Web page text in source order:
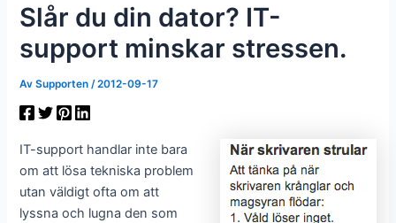
Slår du din dator? IT-
support minskar stressen.
AvSupporten /2012-09-17
IT-support handlar inte bara
om att lösa tekniska problem
utan väldigt ofta om att
lyssna och lugna den som